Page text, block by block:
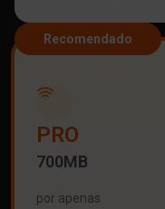
Recomendado
PRO
700MB
por apenas